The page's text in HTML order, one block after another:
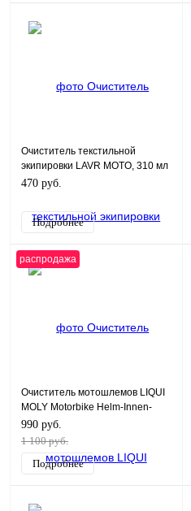
Очиститель текстильной
экипировки LAVR MOTO, 310 мл
470 руб.
Подробнее
распродажа
Очиститель мотошлемов LIQUI
MOLY Motorbike Helm-Innen-
Reiniger 0,3л
990 руб.
1 100 руб.
Подробнее